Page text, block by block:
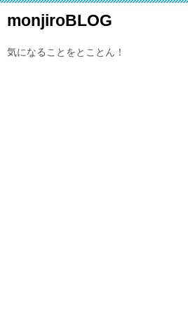
monjiroBLOG
気になることをとことん！